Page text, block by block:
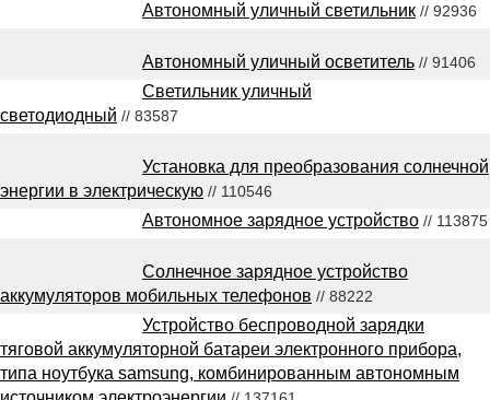
Автономный уличный светильник // 92936
Автономный уличный осветитель // 91406
Светильник уличный
светодиодный // 83587
Установка для преобразования солнечной
энергии в электрическую // 110546
Автономное зарядное устройство // 113875
Солнечное зарядное устройство
аккумуляторов мобильных телефонов // 88222
Устройство беспроводной зарядки
тяговой аккумуляторной батареи электронного прибора,
типа ноутбука samsung, комбинированным автономным